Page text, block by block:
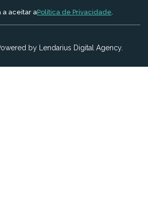
a aceitar aPolítica de Privacidade
by Lendarius Digital Agency.